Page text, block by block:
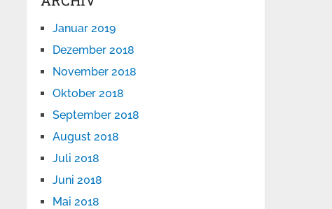
Januar 2019
Dezember 2018
November 2018
Oktober 2018
September 2018
August 2018
Juli 2018
Juni 2018
Mai 2018